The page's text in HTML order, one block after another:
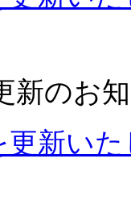
新のお
更新い